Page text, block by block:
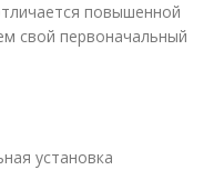
повышенной
свой первоначальный
установка